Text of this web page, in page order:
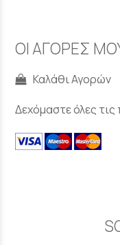
ΟΙ ΑΓΟΡΕΣ
Καλάθι Αγορών
Δεχόμαστε όλες